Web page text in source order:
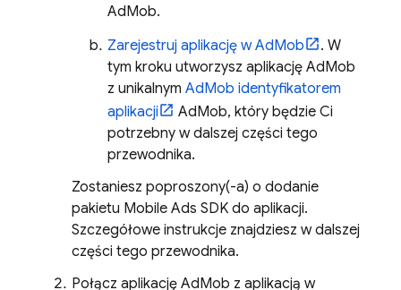
AdMob.
Zarejestruj aplikację wAdMob
. W
tym kroku utworzysz aplikację AdMob
z unikalnym AdMob identyfikatorem
aplikacji
AdMob, który będzie Ci
potrzebny w dalszej części tego
przewodnika.
Zostaniesz poproszony(-a) o dodanie
pakietu Mobile Ads SDK do aplikacji.
Szczegółowe instrukcje znajdziesz w dalszej
części tego przewodnika.
Połącz aplikację AdMob z aplikacją w